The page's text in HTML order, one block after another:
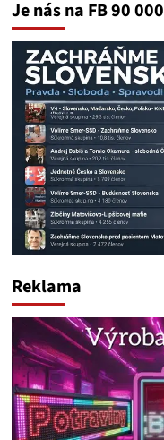
Je nás na FB 90 000
Reklama